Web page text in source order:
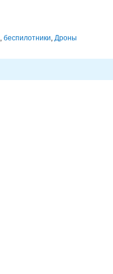
, беспилотники, Дроны